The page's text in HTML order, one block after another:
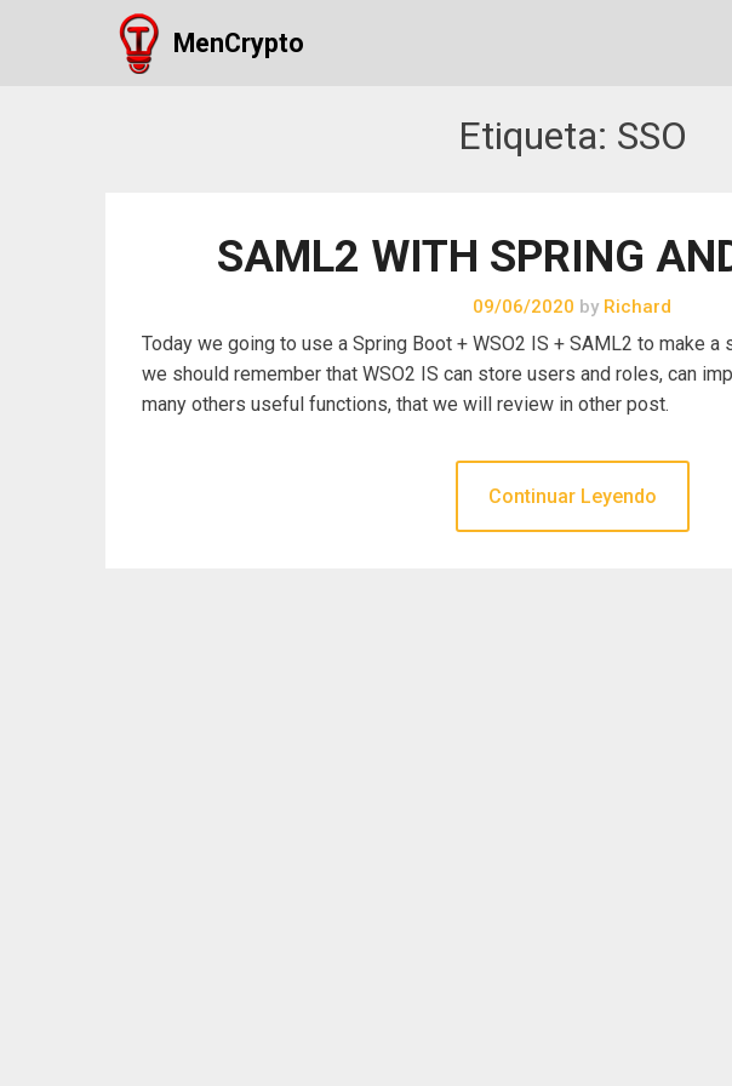
MenCrypto
Etiqueta: SSO
SAML2 WITH SPRING
09/06/2020 by Richard
Today we going to use a Spring Boot + WSO2 IS + SAML2 to make
we should remember that WSO2 IS can store users and roles, can
many others useful functions, that we will review in other post.
Continuar Leyendo